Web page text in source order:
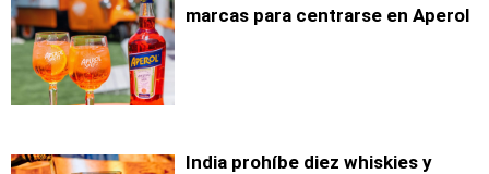
marcas para centrarse en Aperol
India prohíbe diez whiskies y